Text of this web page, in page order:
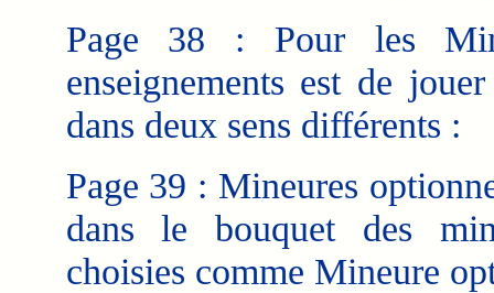
Page 38 : Pour les
enseignements est de
dans deux sens différents :
Page 39 : Mineures
dans le bouquet des
choisies comme Mineure